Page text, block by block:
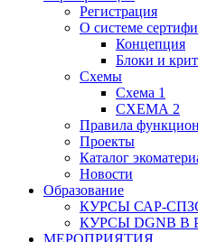
Регистрация
О системе
Концепция
Блоки и
Схемы
Схема 1
СХЕМА 2
Правила
Проекты
Каталог
Новости
Образование
КУРСЫ САР-
КУРСЫ DGNB В
МЕРОПРИЯТИЯ